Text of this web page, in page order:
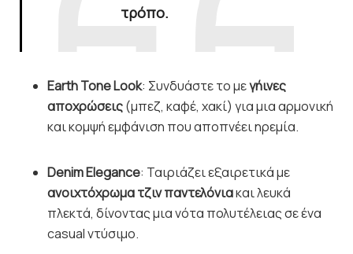
τρόπο.
Earth Tone Look: Συνδυάστε το μεγήινες
αποχρώσεις(μπεζ, καφέ, χακί) για μια αρμονική
και κομψή εμφάνιση που αποπνέει ηρεμία.
Denim Elegance: Ταιριάζει εξαιρετικά με
ανοιχτόχρωμα τζιν παντελόνιακαι λευκά
πλεκτά, δίνοντας μια νότα πολυτέλειας σε ένα
casual ντύσιμο.